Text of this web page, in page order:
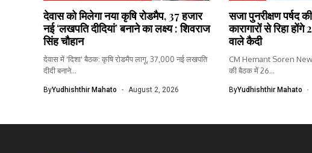
देवास को मिलेगा नया कृषि रोडमैप, 37 हजार
नई ‘लखपति दीदियां’ बनाने का लक्ष्य : शिवराज
सिंह चौहान
देवास में 'दिशा' बैठक: कृषि रोडमैप लागू, 37,000 नई लखपति
दीदी बनाने...
ByYudhishthir Mahato August 2, 2026
सजा पुनरीक्षण पर्षद
कारागारों से रिहा
वाले कैदी
CM Hemant Soren
की बैठक में 26...
ByYudhishthir Mahato